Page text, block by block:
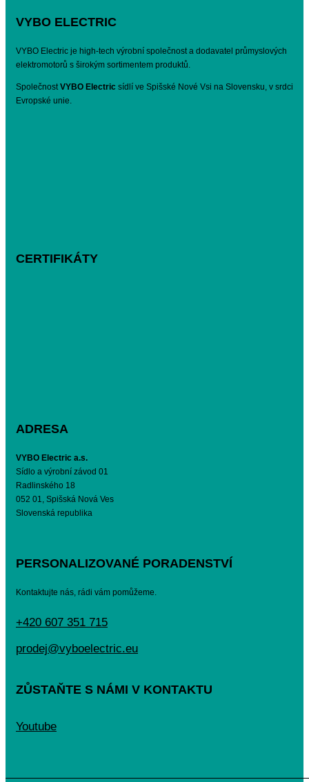
VYBO ELECTRIC
VYBO Electric je high-tech výrobní společnost a dodavatel průmyslových
elektromotorů s širokým sortimentem produktů.
SpolečnostVYBO Electric sídlí ve Spišské Nové Vsi na Slovensku, v srdci
Evropské unie.
CERTIFIKÁTY
ADRESA
VYBO Electric a.s.
Sídlo a výrobní závod 01
Radlinského 18
052 01, Spišská Nová Ves
Slovenská republika
PERSONALIZOVANÉ PORADENSTVÍ
Kontaktujte nás, rádi vám pomůžeme.
+420 607 351 715
prodej@vyboelectric.eu
ZŮSTAŇTE S NÁMI V KONTAKTU
Youtube